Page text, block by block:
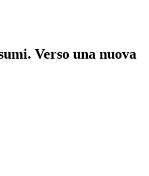
Verso una nuova